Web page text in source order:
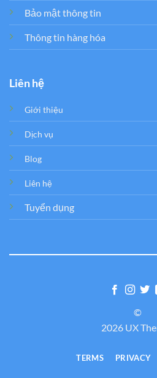
Bảo mật thông tin
Thông tin hàng hóa
Liên hệ
Giới thiệu
Dịch vụ
Blog
Liên hệ
Tuyển dụng
©
2026 UX
TERMS PRIVACY